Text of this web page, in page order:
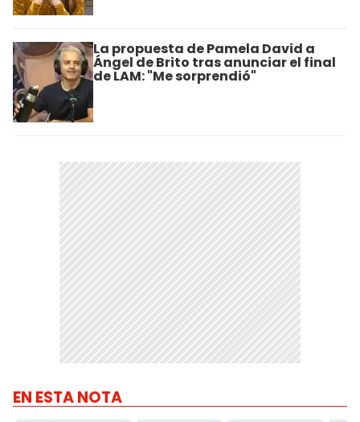
La propuesta de Pamela David a
Ángel de Brito tras anunciar el final
de LAM: "Me sorprendió"
EN ESTA NOTA